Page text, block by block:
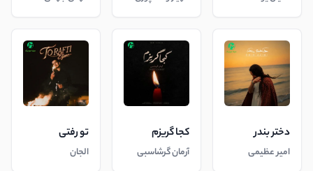
دختر بندر
امیر عظیمی
کجا گریزم
آرمان گرشاسبی
تو رفتی
الجان